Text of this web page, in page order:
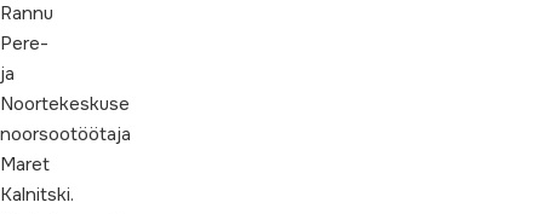
Rannu
Pere-
ja
Noortekeskuse
noorsootöötaja
Maret
Kalnitski.